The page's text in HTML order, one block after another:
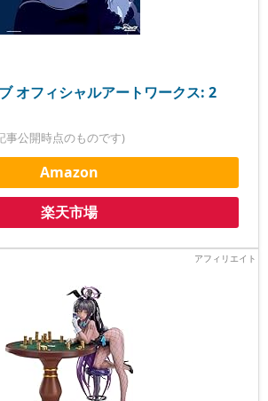
オフィシャルアートワークス: 2
事公開時点のものです)
Amazon
楽天市場